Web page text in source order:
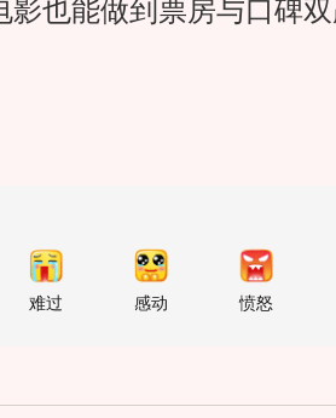
影也能做到票房与口碑
难过 感动 愤怒